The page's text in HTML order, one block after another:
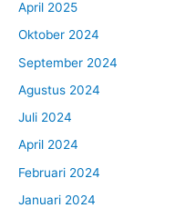
April 2025
Oktober 2024
September 2024
Agustus 2024
Juli 2024
April 2024
Februari 2024
Januari 2024